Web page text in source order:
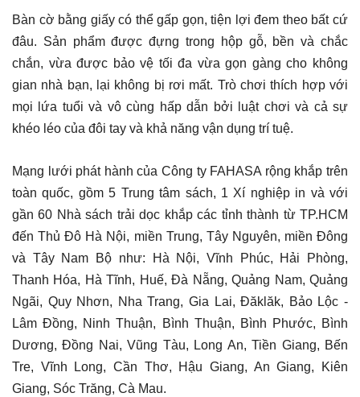
Bàn cờ bằng giấy có thể gấp gọn, tiện lợi đem theo bất cứ
đâu. Sản phẩm được đựng trong hộp gỗ, bền và chắc
chắn, vừa được bảo vệ tối đa vừa gọn gàng cho không
gian nhà bạn, lại không bị rơi mất. Trò chơi thích hợp với
mọi lứa tuổi và vô cùng hấp dẫn bởi luật chơi và cả sự
khéo léo của đôi tay và khả năng vận dụng trí tuệ.
Mạng lưới phát hành của Công ty FAHASA rộng khắp trên
toàn quốc, gồm 5 Trung tâm sách, 1 Xí nghiệp in và với
gần 60 Nhà sách trải dọc khắp các tỉnh thành từ TP.HCM
đến Thủ Đô Hà Nội, miền Trung, Tây Nguyên, miền Đông
và Tây Nam Bộ như: Hà Nội, Vĩnh Phúc, Hải Phòng,
Thanh Hóa, Hà Tĩnh, Huế, Đà Nẵng, Quảng Nam, Quảng
Ngãi, Quy Nhơn, Nha Trang, Gia Lai, Đăklăk, Bảo Lộc -
Lâm Đồng, Ninh Thuận, Bình Thuận, Bình Phước, Bình
Dương, Đồng Nai, Vũng Tàu, Long An, Tiền Giang, Bến
Tre, Vĩnh Long, Cần Thơ, Hậu Giang, An Giang, Kiên
Giang, Sóc Trăng, Cà Mau.